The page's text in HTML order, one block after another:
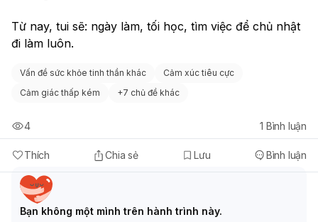
Từ nay, tui sẽ: ngày làm, tối học, tìm việc để chủ nhật
đi làm luôn.
Vấn đề sức khỏe tinh thần khác
Cảm xúc tiêu cực
Cảm giác thấp kém
+7 chủ đề khác
Thích Chia sẻ Lưu Bình luận
4 1 Bình luận
Bạn không một mình trên hành trình này.